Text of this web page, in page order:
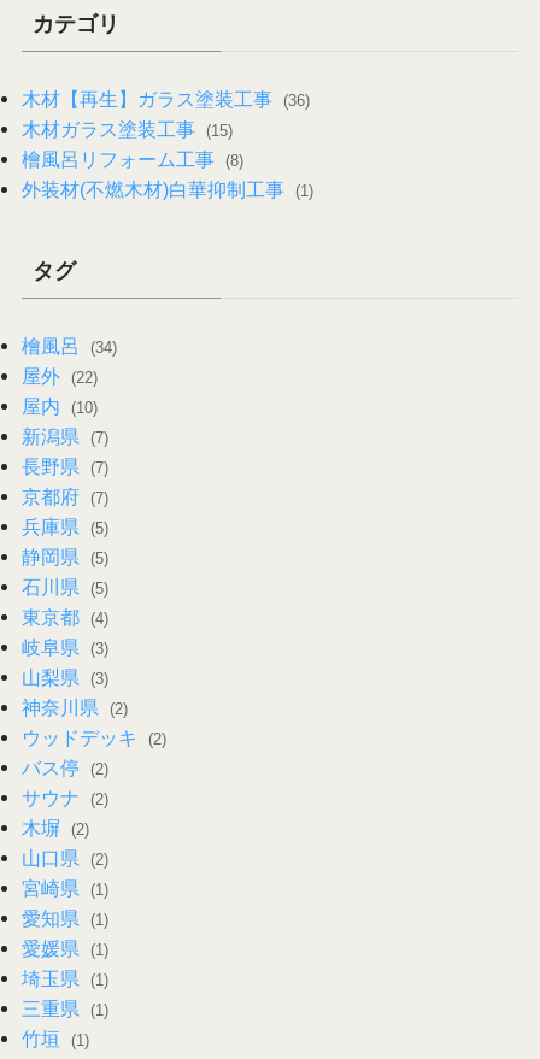
カテゴリ
木材【再生】ガラス塗装工事 (36)
木材ガラス塗装工事 (15)
檜風呂リフォーム工事 (8)
外装材(不燃木材)白華抑制工事 (1)
タグ
檜風呂 (34)
屋外 (22)
屋内 (10)
新潟県 (7)
長野県 (7)
京都府 (7)
兵庫県 (5)
静岡県 (5)
石川県 (5)
東京都 (4)
岐阜県 (3)
山梨県 (3)
神奈川県 (2)
ウッドデッキ (2)
バス停 (2)
サウナ (2)
木塀 (2)
山口県 (2)
宮崎県 (1)
愛知県 (1)
愛媛県 (1)
埼玉県 (1)
三重県 (1)
竹垣 (1)